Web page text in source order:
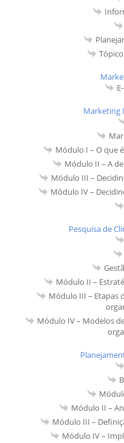
Marketing
Módulo I – O que
Módulo II – A
Módulo III –
Módulo IV –
Pesquisa de
Módulo II –
Módulo III – Etapas
Módulo IV – Modelos
Módulo II –
Módulo III –
Módulo IV –